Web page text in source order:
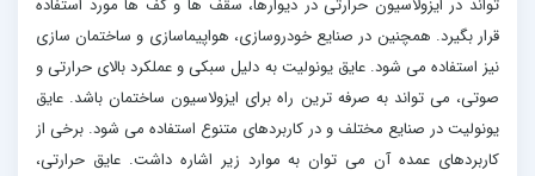
قرار بگیرد. همچنین در صنایع خودروسازی، هواپیماسازی و ساختمان سازی
نیز استفاده می شود. عایق یونولیت به دلیل سبکی و عملکرد بالای حرارتی و
صوتی، می تواند به صرفه ترین راه برای ایزولاسیون ساختمان باشد. عایق
یونولیت در صنایع مختلف و در کاربردهای متنوع استفاده می شود. برخی از
کاربردهای عمده آن می توان به موارد زیر اشاره داشت. عایق حرارتی،